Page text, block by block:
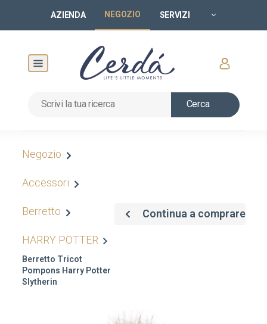
AZIENDA NEGOZIO SERVIZI
Cerca
Negozio
Accessori
Berretto
HARRY POTTER
Berretto Tricot
Pompons Harry Potter
Slytherin
Continua a comprare